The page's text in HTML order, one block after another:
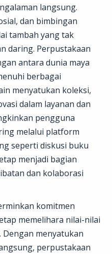
langsung.
dan bimbingan
tambah yang tak
daring. Perpustakaan
antara dunia maya
berbagai
menyatukan koleksi,
dalam layanan dan
pengguna
melalui platform
seperti diskusi buku
menjadi bagian
dan kolaborasi
komitmen
memelihara nilai-nilai
menyatukan
perpustakaan